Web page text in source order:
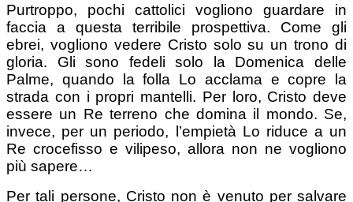
Purtroppo, pochi cattolici vogliono guardare in
faccia a questa terribile prospettiva. Come gli
ebrei, vogliono vedere Cristo solo su un trono di
gloria. Gli sono fedeli solo la Domenica delle
Palme, quando la folla Lo acclama e copre la
strada con i propri mantelli. Per loro, Cristo deve
essere un Re terreno che domina il mondo. Se,
invece, per un periodo, l’empietà Lo riduce a un
Re crocefisso e vilipeso, allora non ne vogliono
più sapere…
Per tali persone, Cristo non è venuto per salvare